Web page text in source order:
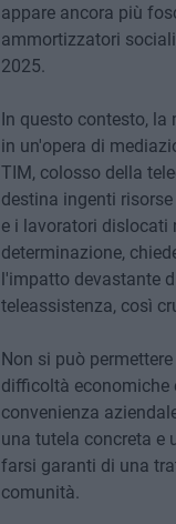
appare ancora più
ammortizzatori
2025.
In questo contesto,
in un'opera di
TIM, colosso della
destina ingenti
e i lavoratori dislocati
determinazione,
l'impatto devastante
teleassistenza, così
Non si può
difficoltà economiche
convenienza
una tutela concreta e
farsi garanti di una
comunità.